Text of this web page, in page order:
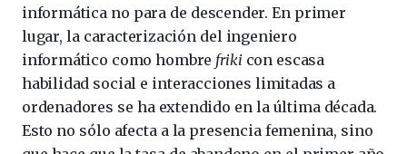
informática no para de descender. En primer
lugar, la caracterización del ingeniero
informático como hombre friki con escasa
habilidad social e interacciones limitadas a
ordenadores se ha extendido en la última década.
Esto no sólo afecta a la presencia femenina, sino